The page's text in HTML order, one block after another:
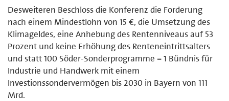
Desweiteren Beschloss die Konferenz die Forderung
nach einem Mindestlohn von 15 €, die Umsetzung des
Klimageldes, eine Anhebung des Rentenniveaus auf 53
Prozent und keine Erhöhung des Renteneintrittsalters
und statt 100 Söder-Sonderprogramme = 1 Bündnis für
Industrie und Handwerk mit einem
Investionssondervermögen bis 2030 in Bayern von 111
Mrd.